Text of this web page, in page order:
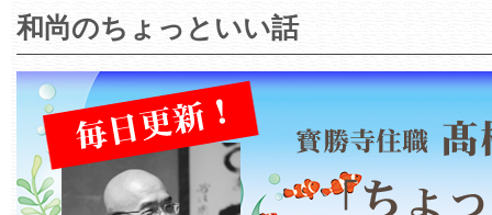
和尚のちょっといい話